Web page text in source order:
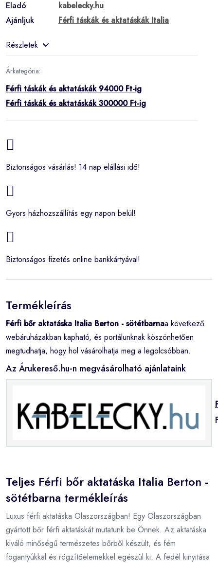
Eladó
kabelecky.hu
Ajánljuk
Férfi táskák és aktatáskák Italia
Részletek
Árkategória:
Férfi táskák és aktatáskák 94000 Ft-ig
Férfi táskák és aktatáskák 300000 Ft-ig
Biztonságos vásárlás! 14 nap elállási idő!
Gyors házhozszállítás egy napon belül!
Biztonságos fizetés online bankkártyával!
Termékleírás
Férfi bőr aktatáska Italia Berton - sötétbarnaa következő
webáruházakban kapható, és portálunknak köszönhetően
megtudhatja, hogy hol vásárolhatja meg a legolcsóbban.
Az Árukereső.hu-n megvásárolható ajánlataink
Teljes Férfi bőr aktatáska Italia Berton -
sötétbarna termékleírás
Luxus férfi aktatáska Olaszországban! Egy Olaszországban
gyártott bőr férfi aktatáskát mutatunk be Önnek. Az aktatáska
kiváló minőségű természetes bőrből készült, és fém
fogantyúkkal és rögzítőelemekkel egészül ki. A fedél kinyitása